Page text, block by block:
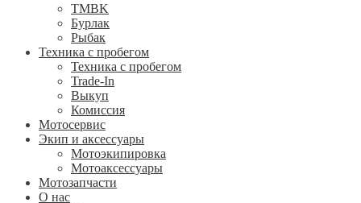
TMBK
Бурлак
Рыбак
Техника с пробегом
Техника с пробегом
Trade-In
Выкуп
Комиссия
Мотосервис
Экип и аксессуары
Мотоэкипировка
Мотоаксессуары
Мотозапчасти
О нас